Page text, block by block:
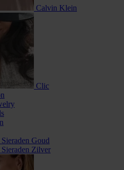
Calvin Klein
Clic
Goud
Zilver